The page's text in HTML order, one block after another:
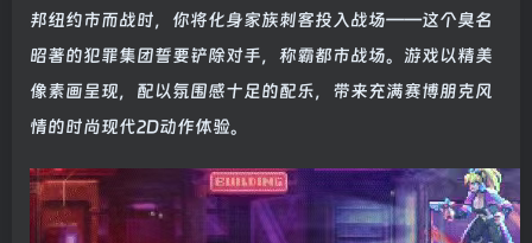
邦纽约市而战时，你将化身家族刺客投入战场——这个臭名
昭著的犯罪集团誓要铲除对手，称霸都市战场。游戏以精美
像素画呈现，配以氛围感十足的配乐，带来充满赛博朋克风
情的时尚现代2D动作体验。